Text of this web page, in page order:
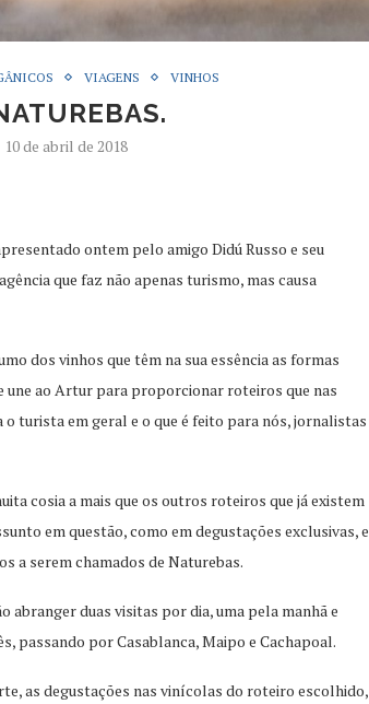
VIAGENS VINHOS
10 de abril de 2018
ontem pelo amigo Didú Russo e seu
que faz não apenas turismo, mas causa
dos vinhos que têm na sua essência as formas
une ao Artur para proporcionar roteiros que nas
turista em geral e o que é feito para nós, jornalistas
cosia a mais que os outros roteiros que já existem
em questão, como em degustações exclusivas, e
a serem chamados de Naturebas.
duas visitas por dia, uma pela manhã e
passando por Casablanca, Maipo e Cachapoal.
as degustações nas vinícolas do roteiro escolhido,